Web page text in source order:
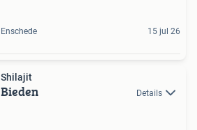
Enschede 15 jul 26
Shilajit
Bieden Details